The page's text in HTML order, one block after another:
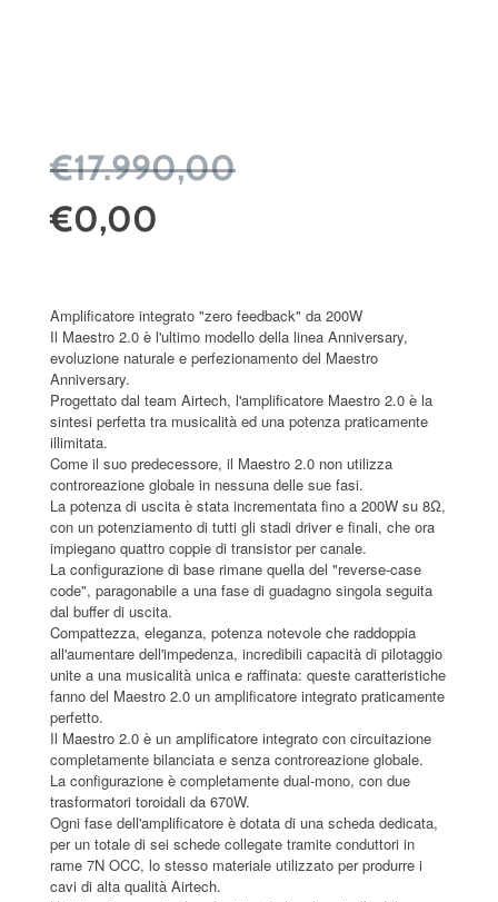
€17.990,00
€0,00
Amplificatore integrato "zero feedback" da 200W
Il Maestro 2.0 è l'ultimo modello della linea Anniversary,
evoluzione naturale e perfezionamento del Maestro
Anniversary.
Progettato dal team Airtech, l'amplificatore Maestro 2.0 è la
sintesi perfetta tra musicalità ed una potenza praticamente
illimitata.
Come il suo predecessore, il Maestro 2.0 non utilizza
controreazione globale in nessuna delle sue fasi.
La potenza di uscita è stata incrementata fino a 200W su 8Ω,
con un potenziamento di tutti gli stadi driver e finali, che ora
impiegano quattro coppie di transistor per canale.
La configurazione di base rimane quella del "reverse-case
code", paragonabile a una fase di guadagno singola seguita
dal buffer di uscita.
Compattezza, eleganza, potenza notevole che raddoppia
all'aumentare dell'impedenza, incredibili capacità di pilotaggio
unite a una musicalità unica e raffinata: queste caratteristiche
fanno del Maestro 2.0 un amplificatore integrato praticamente
perfetto.
Il Maestro 2.0 è un amplificatore integrato con circuitazione
completamente bilanciata e senza controreazione globale.
La configurazione è completamente dual-mono, con due
trasformatori toroidali da 670W.
Ogni fase dell'amplificatore è dotata di una scheda dedicata,
per un totale di sei schede collegate tramite conduttori in
rame 7N OCC, lo stesso materiale utilizzato per produrre i
cavi di alta qualità Airtech.